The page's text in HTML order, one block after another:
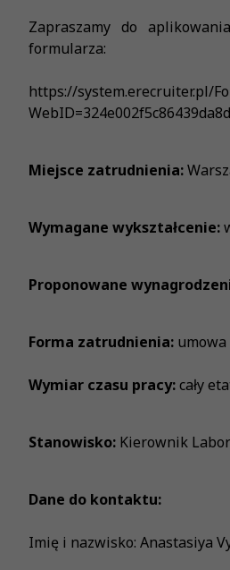
Zapraszamy do
formularza:
https://system.erecruiter.pl/
Miejsce zatrudnienia:
Wymagane wykształcenie:
Proponowane
Forma zatrudnienia: umowa
Wymiar czasu pracy:cały
Stanowisko: Kierownik
Dane do kontaktu:
Imię i nazwisko: Anastasiya